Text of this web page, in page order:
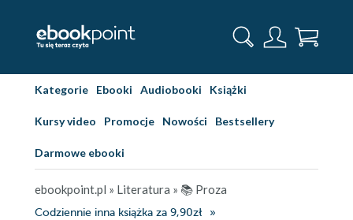
Kategorie Ebooki Audiobooki Książki
Kursy video Promocje Nowości Bestsellery
Darmowe ebooki
ebookpoint.pl » Literatura » 📚 Proza
Codziennie inna książka za 9,90zł